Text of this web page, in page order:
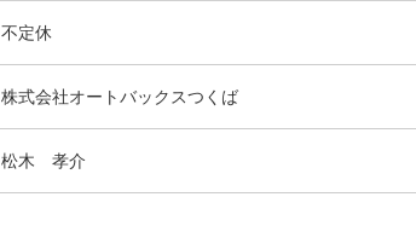
不定休
株式会社オートバックスつくば
松木 孝介